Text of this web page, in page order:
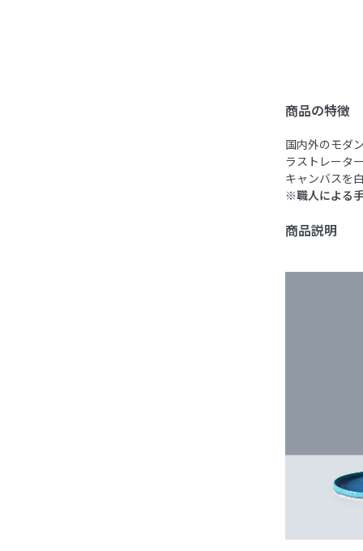
商品の特徴
国内外のモダ
ラストレータ
キャンバスを
※職人による
商品説明